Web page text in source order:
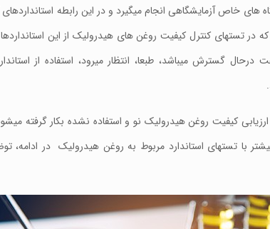
خاص آزمایشگاهی انجام میگیرد و در این رابطه استانداردهای
که در تستهای کنترل کیفیت روغن های هیدرولیک از این
گسترش میباشد، طبعا، انتظار میرود، استفاده از
کیفیت روغن هیدرولیک نو و استفاده نشده بکار گرفته
با تستهای استاندارد مربوط به روغن هیدرولیک در ادامه،